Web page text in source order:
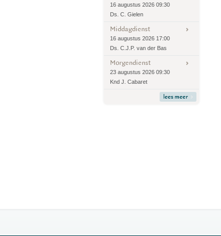
16 augustus 2026 09:30
Ds. C. Gielen
Middagdienst
16 augustus 2026 17:00
Ds. C.J.P. van der Bas
Morgendienst
23 augustus 2026 09:30
Knd J. Cabaret
lees meer